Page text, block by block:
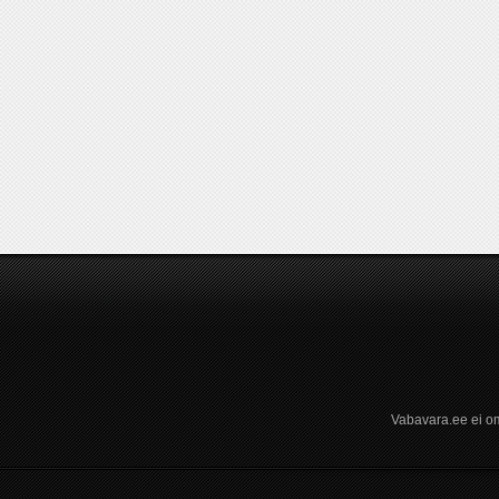
Vabavara.ee ei